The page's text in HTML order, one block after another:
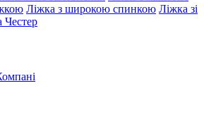
Ліжка з широкою спинкою Ліжка зі
Честер